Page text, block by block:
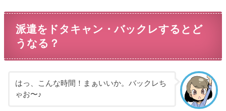
派遣をドタキャン・バックレするとど
うなる？
はっ、こんな時間！まぁいいか。バックレち
ゃお〜♪